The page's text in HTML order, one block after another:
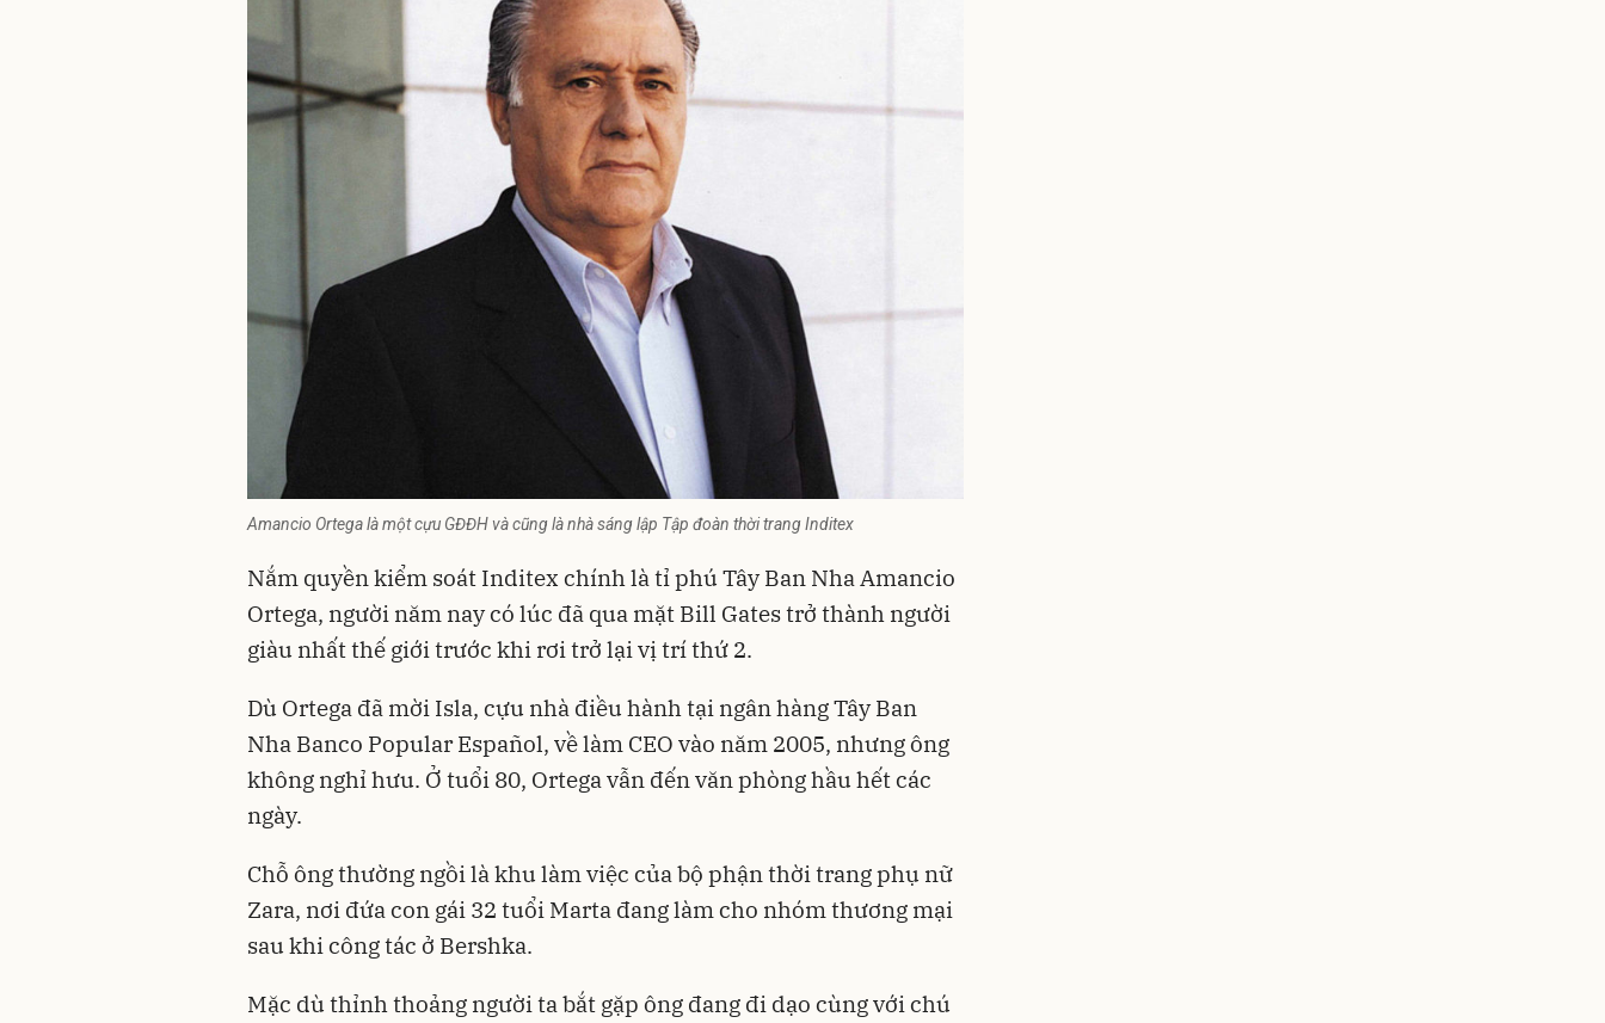
Amancio Ortega là một cựu GĐĐH và cũng là nhà sáng lập Tập đoàn thời trang Inditex
Nắm quyền kiểm soát Inditex chính là tỉ phú Tây Ban Nha Amancio
Ortega, người năm nay có lúc đã qua mặt Bill Gates trở thành người
giàu nhất thế giới trước khi rơi trở lại vị trí thứ 2.
Dù Ortega đã mời Isla, cựu nhà điều hành tại ngân hàng Tây Ban
Nha Banco Popular Español, về làm CEO vào năm 2005, nhưng ông
không nghỉ hưu. Ở tuổi 80, Ortega vẫn đến văn phòng hầu hết các
ngày.
Chỗ ông thường ngồi là khu làm việc của bộ phận thời trang phụ nữ
Zara, nơi đứa con gái 32 tuổi Marta đang làm cho nhóm thương mại
sau khi công tác ở Bershka.
Mặc dù thỉnh thoảng người ta bắt gặp ông đang đi dạo cùng với chú